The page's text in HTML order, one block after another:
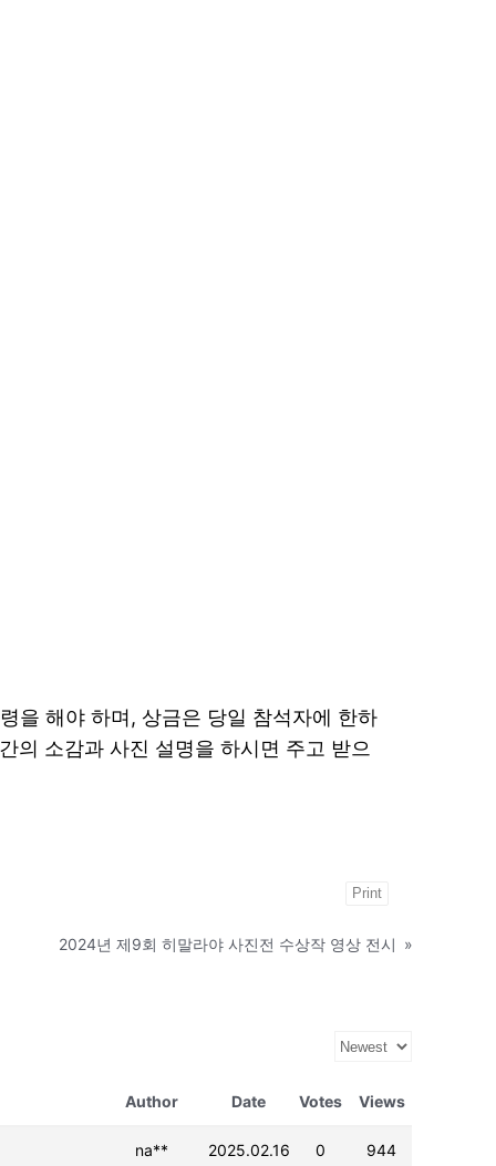
을 해야 하며, 상금은 당일 참석자에 한하
의 소감과 사진 설명을 하시면 주고 받으
Print
2024년 제9회 히말라야 사진전 수상작 영상 전시 »
Author Date Votes Views
na** 2025.02.16 0 944